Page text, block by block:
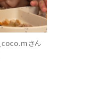
さん